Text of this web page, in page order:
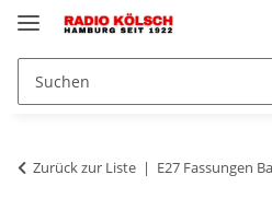
Zurück zur Liste E27 Fassungen